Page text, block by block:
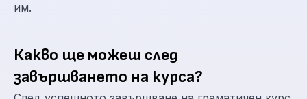
им.
Какво ще можеш след
завършването на курса?